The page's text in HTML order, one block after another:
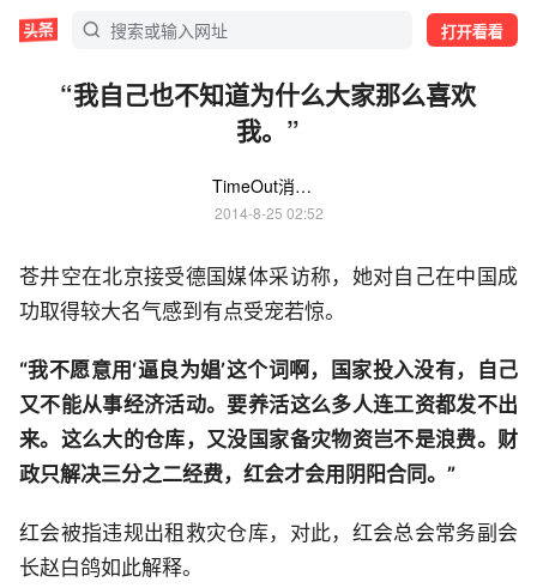
打开看看
“我自己也不知道为什么大家那么喜欢
我。”
TimeOut消费导刊
2014-8-25 02:52
苍井空在北京接受德国媒体采访称，她对自己在中国成
功取得较大名气感到有点受宠若惊。
“我不愿意用‘逼良为娼’这个词啊，国家投入没有，自己
又不能从事经济活动。要养活这么多人连工资都发不出
来。这么大的仓库，又没国家备灾物资岂不是浪费。财
政只解决三分之二经费，红会才会用阴阳合同。”
红会被指违规出租救灾仓库，对此，红会总会常务副会
长赵白鸽如此解释。